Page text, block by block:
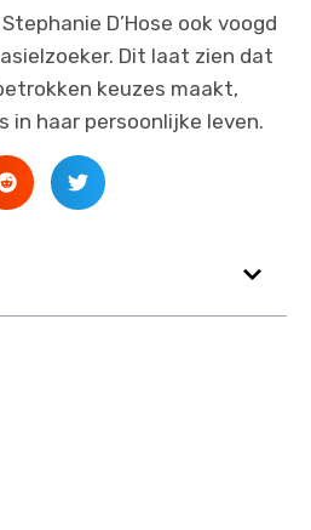
D’Hose ook voogd
Dit laat zien dat
keuzes maakt,
in haar persoonlijke leven.